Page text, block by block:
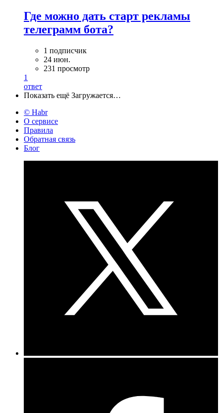
Где можно дать старт рекламы
телеграмм бота?
1 подписчик
24 июн.
231 просмотр
1
ответ
Показать ещё Загружается…
© Habr
О сервисе
Правила
Обратная связь
Блог